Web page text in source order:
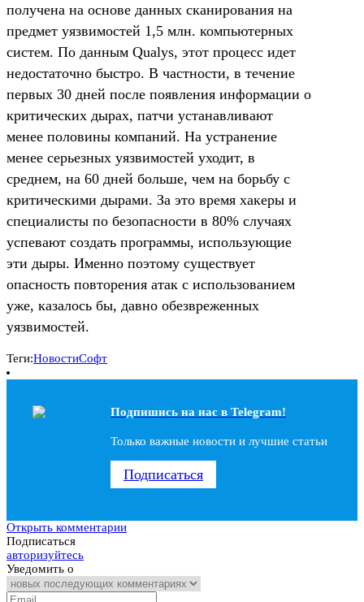
получена на основе данных сканирования на
предмет уязвимостей 1,5 млн. компьютерных
систем. По данным Qualys, этот процесс идет
недостаточно быстро. В частности, в течение
первых 30 дней после появления информации о
критических дырах, патчи устанавливают
менее половины компаний. На устранение
менее серьезных уязвимостей уходит, в
среднем, на 60 дней больше, чем на борьбу с
критическими дырами. За это время хакеры и
специалисты по безопасности в 80% случаях
успевают создать программы, использующие
эти дыры. Именно поэтому существует
опасность повторения атак с использованием
уже, казалось бы, давно обезвреженных
уязвимостей.
Теги:НовостиСофт
Подпишись на наc в Telegram!
Только важные новости и лучшие статьи
Подписаться
Открыть комментарии
Подписаться
авторизуйтесь
Уведомить о